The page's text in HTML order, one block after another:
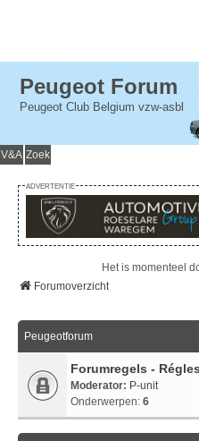
Peugeot Forum
Peugeot Club Belgium vzw-asbl
V&A Zoek
ADVERTENTIE
Het is momenteel
Forumoverzicht
Peugeotforum
Forumregels -
Moderator: P-unit
Onderwerpen: 6